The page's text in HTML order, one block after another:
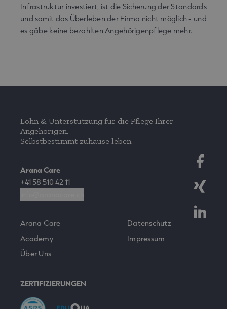
Infrastruktur investiert, ist die Sicherung der Standards
und somit das Überleben der Firma nicht möglich - und
es gäbe keine bezahlten Angehörigenpflege mehr.
Lohn & Unterstützung für die Pflege Ihrer
Angehörigen.
Selbstbestimmt zuhause leben.
Arana Care
Academy
Über Uns
Datenschutz
Impressum
Arana Care
+41 58 510 42 11
ZERTIFIZIERUNGEN